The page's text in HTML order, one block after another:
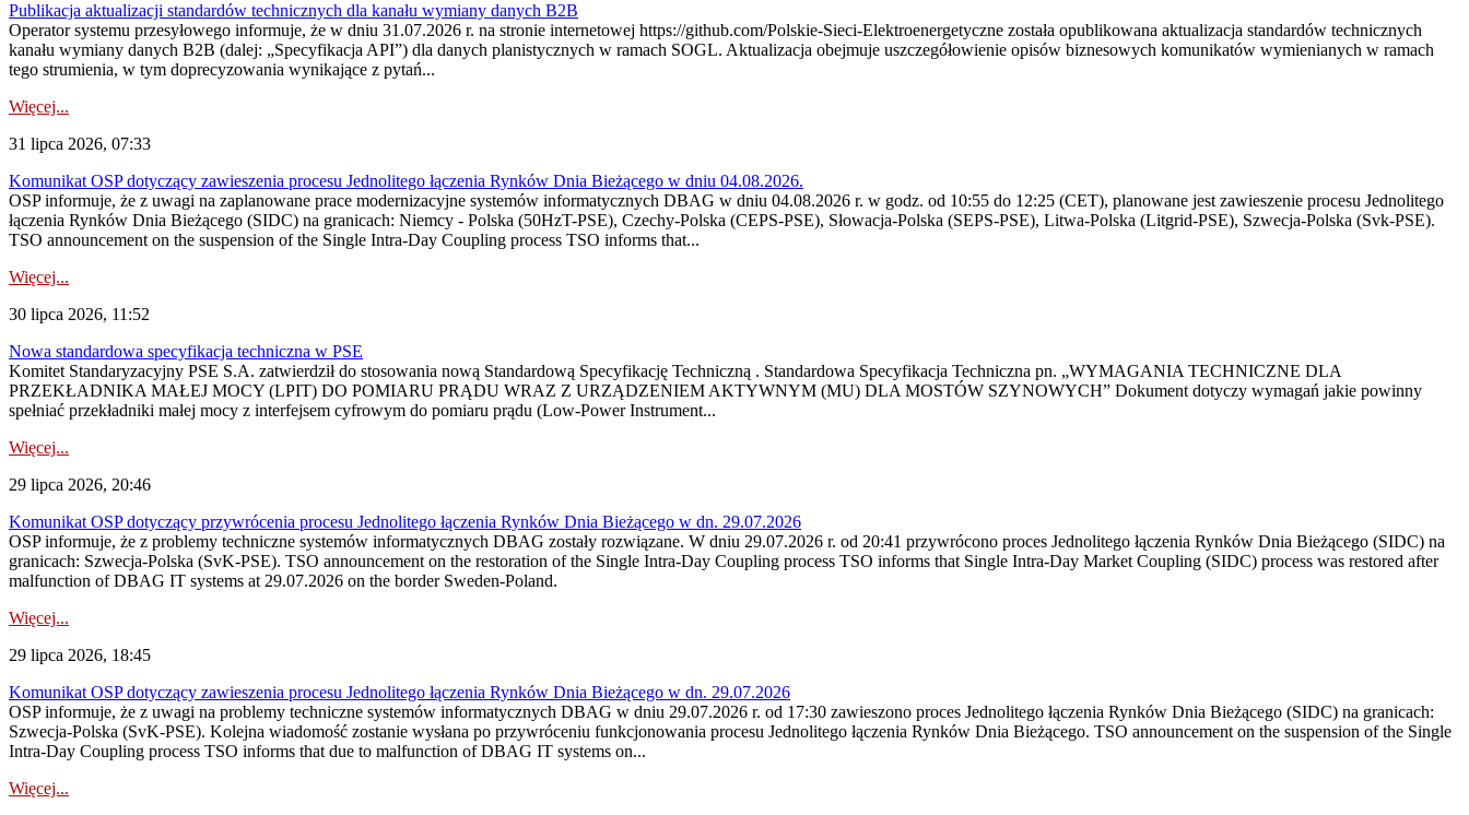
Publikacja aktualizacji standardów technicznych dla kanału wymiany danych B2B
Operator systemu przesyłowego informuje, że w dniu 31.07.2026 r. na stronie internetowej https://github.com/Polskie-Sieci-Elektroenergetyczne została opublikowana aktualizacja standardów technicznych
kanału wymiany danych B2B (dalej: „Specyfikacja API”) dla danych planistycznych w ramach SOGL. Aktualizacja obejmuje uszczegółowienie opisów biznesowych komunikatów wymienianych w ramach
tego strumienia, w tym doprecyzowania wynikające z pytań...
Więcej...
31 lipca 2026, 07:33
Komunikat OSP dotyczący zawieszenia procesu Jednolitego łączenia Rynków Dnia Bieżącego w dniu 04.08.2026.
OSP informuje, że z uwagi na zaplanowane prace modernizacyjne systemów informatycznych DBAG w dniu 04.08.2026 r. w godz. od 10:55 do 12:25 (CET), planowane jest zawieszenie procesu Jednolitego
łączenia Rynków Dnia Bieżącego (SIDC) na granicach: Niemcy - Polska (50HzT-PSE), Czechy-Polska (CEPS-PSE), Słowacja-Polska (SEPS-PSE), Litwa-Polska (Litgrid-PSE), Szwecja-Polska (Svk-PSE).
TSO announcement on the suspension of the Single Intra-Day Coupling process TSO informs that...
Więcej...
30 lipca 2026, 11:52
Nowa standardowa specyfikacja techniczna w PSE
Komitet Standaryzacyjny PSE S.A. zatwierdził do stosowania nową Standardową Specyfikację Techniczną . Standardowa Specyfikacja Techniczna pn. „WYMAGANIA TECHNICZNE DLA
PRZEKŁADNIKA MAŁEJ MOCY (LPIT) DO POMIARU PRĄDU WRAZ Z URZĄDZENIEM AKTYWNYM (MU) DLA MOSTÓW SZYNOWYCH” Dokument dotyczy wymagań jakie powinny
spełniać przekładniki małej mocy z interfejsem cyfrowym do pomiaru prądu (Low-Power Instrument...
Więcej...
29 lipca 2026, 20:46
Komunikat OSP dotyczący przywrócenia procesu Jednolitego łączenia Rynków Dnia Bieżącego w dn. 29.07.2026
OSP informuje, że z problemy techniczne systemów informatycznych DBAG zostały rozwiązane. W dniu 29.07.2026 r. od 20:41 przywrócono proces Jednolitego łączenia Rynków Dnia Bieżącego (SIDC) na
granicach: Szwecja-Polska (SvK-PSE). TSO announcement on the restoration of the Single Intra-Day Coupling process TSO informs that Single Intra-Day Market Coupling (SIDC) process was restored after
malfunction of DBAG IT systems at 29.07.2026 on the border Sweden-Poland.
Więcej...
29 lipca 2026, 18:45
Komunikat OSP dotyczący zawieszenia procesu Jednolitego łączenia Rynków Dnia Bieżącego w dn. 29.07.2026
OSP informuje, że z uwagi na problemy techniczne systemów informatycznych DBAG w dniu 29.07.2026 r. od 17:30 zawieszono proces Jednolitego łączenia Rynków Dnia Bieżącego (SIDC) na granicach:
Szwecja-Polska (SvK-PSE). Kolejna wiadomość zostanie wysłana po przywróceniu funkcjonowania procesu Jednolitego łączenia Rynków Dnia Bieżącego. TSO announcement on the suspension of the Single
Intra-Day Coupling process TSO informs that due to malfunction of DBAG IT systems on...
Więcej...